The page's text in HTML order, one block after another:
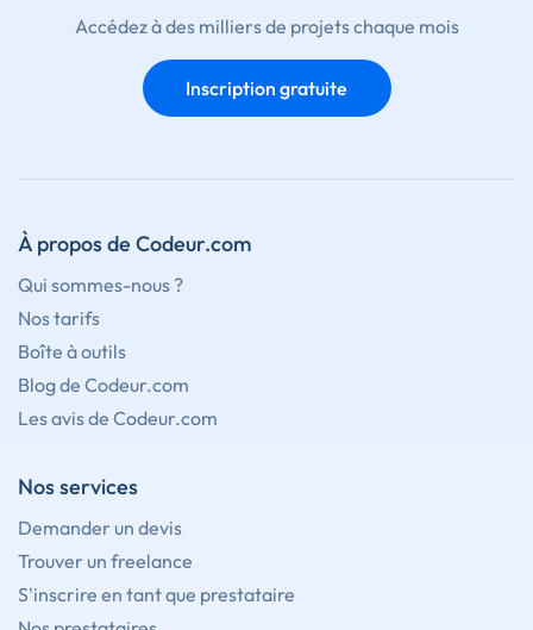
Accédez à des milliers de projets chaque mois
Inscription gratuite
À propos de Codeur.com
Qui sommes-nous ?
Nos tarifs
Boîte à outils
Blog de Codeur.com
Les avis de Codeur.com
Nos services
Demander un devis
Trouver un freelance
S'inscrire en tant que prestataire